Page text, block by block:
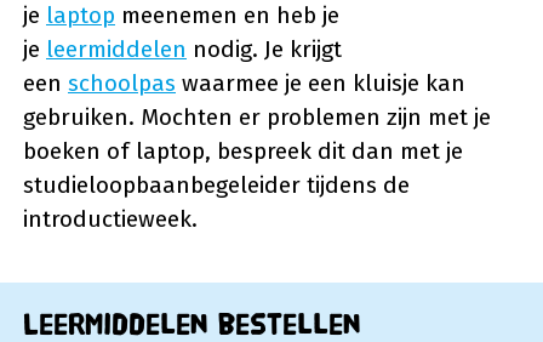
je laptop meenemen en heb je
je leermiddelen nodig. Je krijgt
een schoolpas waarmee je een kluisje kan
gebruiken. Mochten er problemen zijn met je
boeken of laptop, bespreek dit dan met je
studieloopbaanbegeleider tijdens de
introductieweek.
Leermiddelen bestellen